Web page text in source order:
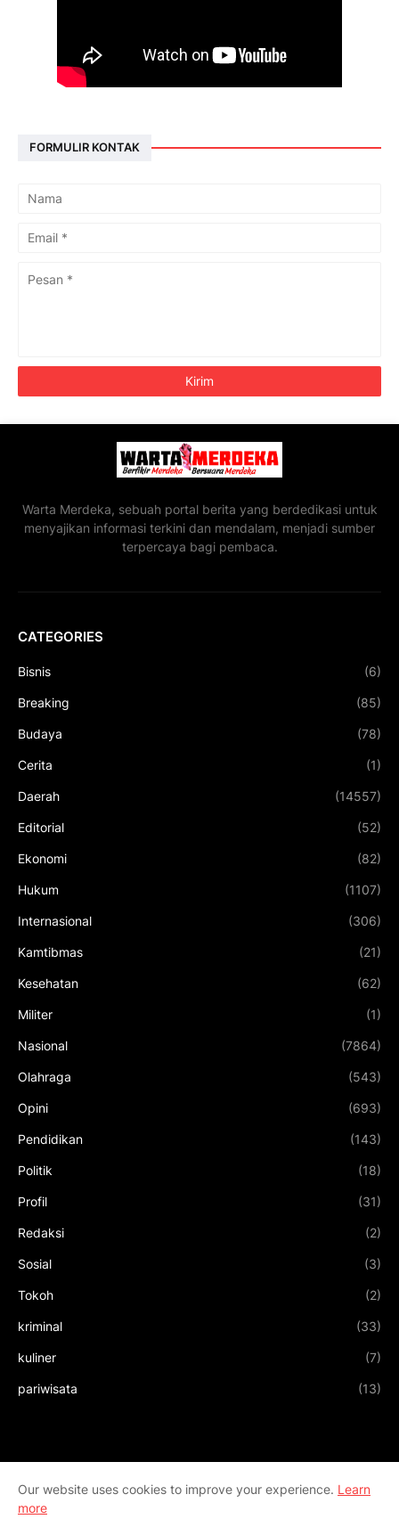
FORMULIR KONTAK
Warta Merdeka, sebuah portal berita yang berdedikasi untuk
menyajikan informasi terkini dan mendalam, menjadi sumber
terpercaya bagi pembaca.
CATEGORIES
Bisnis (6)
Breaking (85)
Budaya (78)
Cerita (1)
Daerah (14557)
Editorial (52)
Ekonomi (82)
Hukum (1107)
Internasional (306)
Kamtibmas (21)
Kesehatan (62)
Militer (1)
Nasional (7864)
Olahraga (543)
Opini (693)
Pendidikan (143)
Politik (18)
Profil (31)
Redaksi (2)
Sosial (3)
Tokoh (2)
kriminal (33)
kuliner (7)
pariwisata (13)
Our website uses cookies to improve your experience. Learn
more